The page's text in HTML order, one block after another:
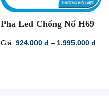
Pha Led Chống Nổ H69
Giá: 924.000 đ – 1.995.000 đ